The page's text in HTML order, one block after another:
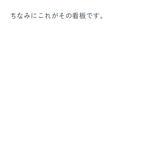
ちなみにこれがその看板です。